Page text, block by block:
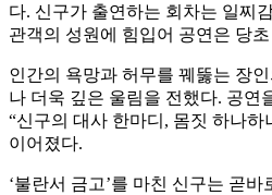
다. 신구가 출연하는 회차는 일찌
관객의 성원에 힘입어 공연은 당
인간의 욕망과 허무를 꿰뚫는 장
나 더욱 깊은 울림을 전했다. 공연
“신구의 대사 한마디, 몸짓 하나하
이어졌다.
‘불란서 금고’를 마친 신구는 곧